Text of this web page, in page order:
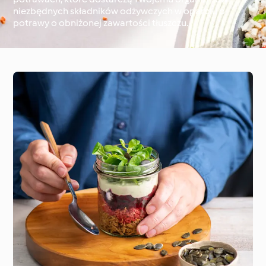
Cookidoo®
Techniki kulinarne
niezbędnych składników odżywczych w oparciu o
potrawy o obniżonej zawartości tłuszczu.